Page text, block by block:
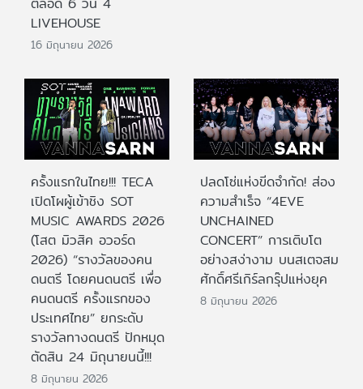
LIVEHOUSE
16 มิถุนายน 2026
ครั้งแรกในไทย!!! TECA
เปิดโผผู้เข้าชิง SOT
MUSIC AWARDS 2026
(โสต มิวสิค อวอร์ด
2026) “รางวัลของคน
ดนตรี โดยคนดนตรี เพื่อ
คนดนตรี ครั้งแรกของ
ประเทศไทย” ยกระดับ
รางวัลทางดนตรี ปักหมุด
ตัดสิน 24 มิถุนายนนี้!!!
8 มิถุนายน 2026
ปลดโซ่แห่งขีดจำกัด! ส่อง
ความสำเร็จ “4EVE
UNCHAINED
CONCERT” การเติบโต
อย่างสง่างาม บนสเตจสม
ศักดิ์ศรีเกิร์ลกรุ๊ปแห่งยุค
8 มิถุนายน 2026